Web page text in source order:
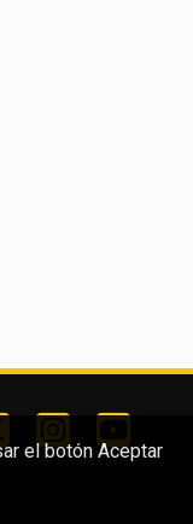
el botón Aceptar